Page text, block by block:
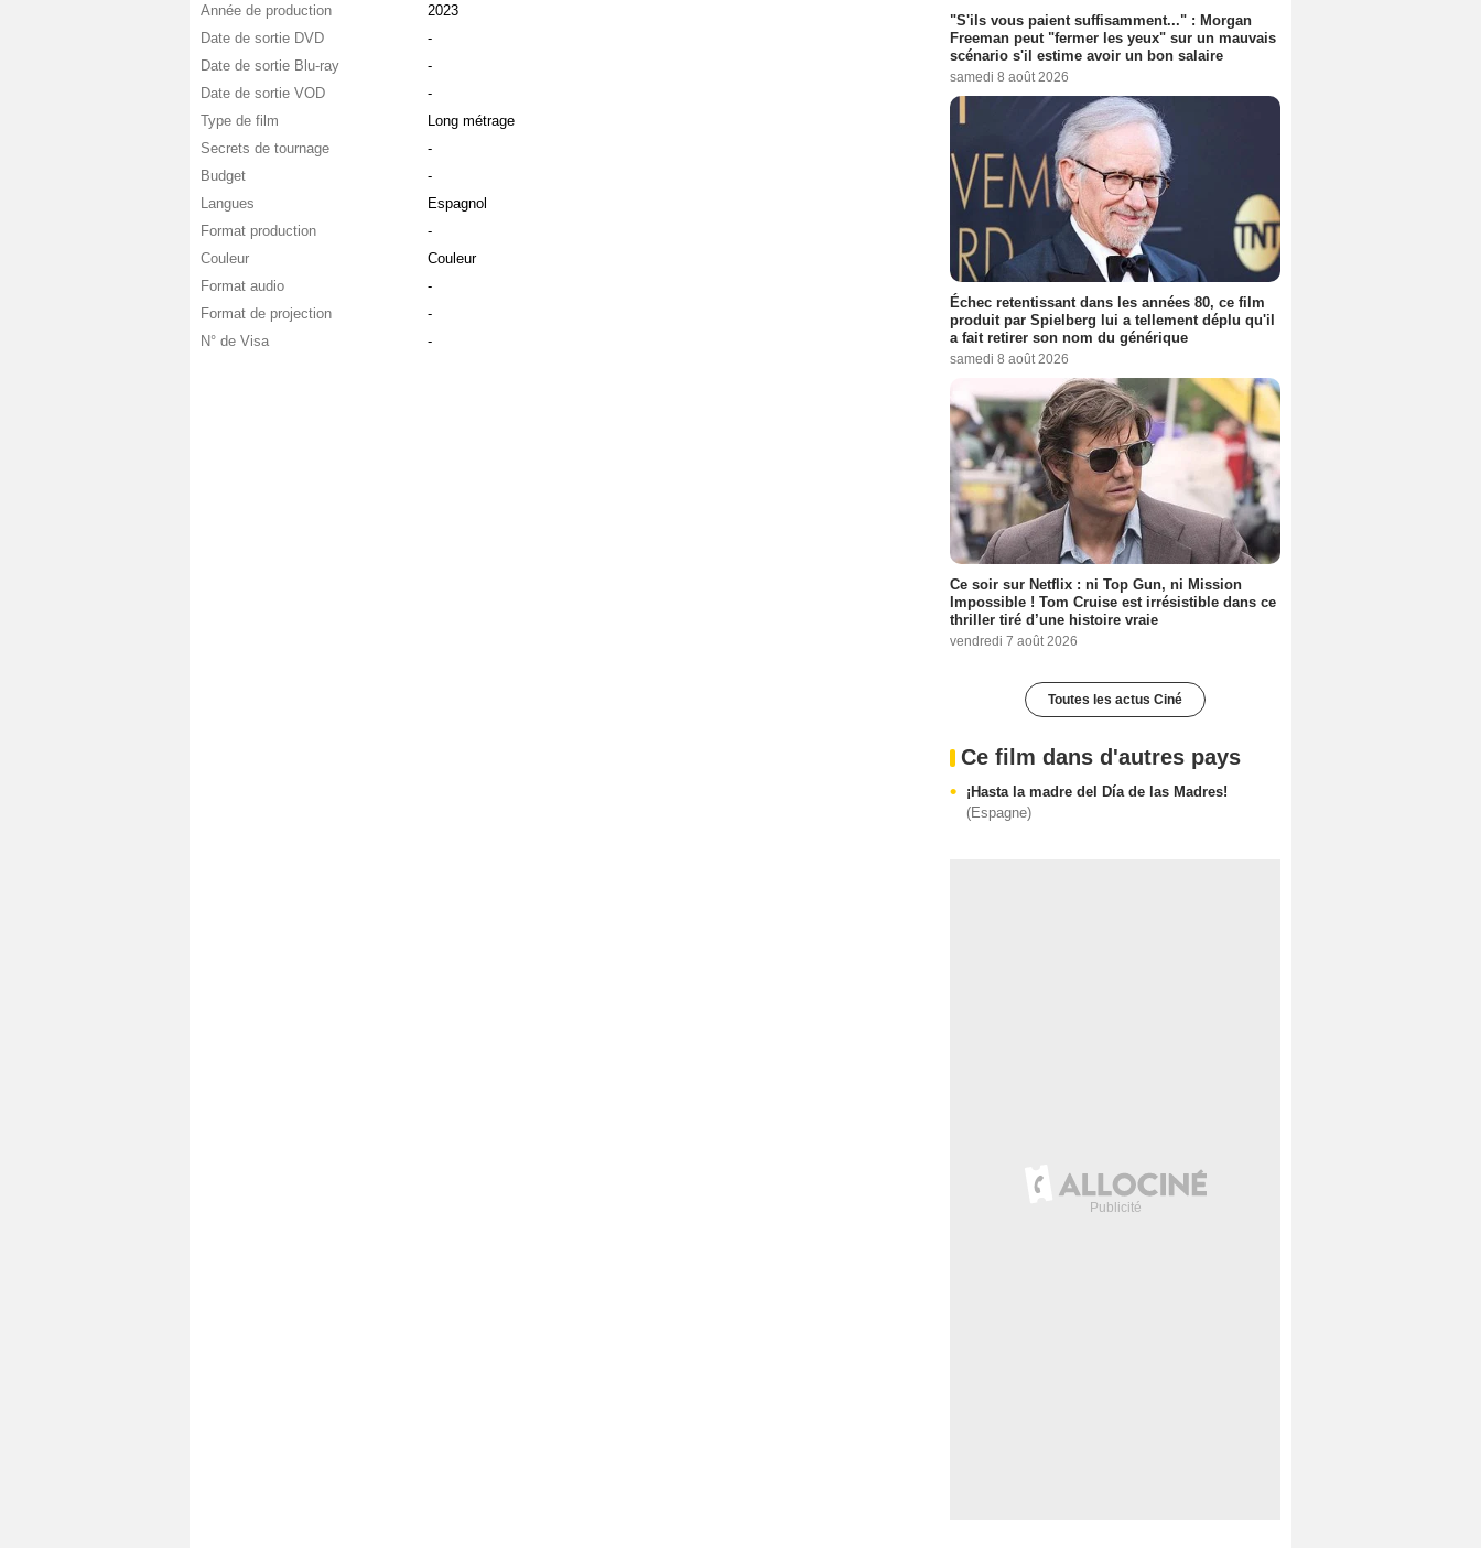
Année de production
2023
Date de sortie DVD
-
Date de sortie Blu-ray
-
Date de sortie VOD
-
Type de film
Long métrage
Secrets de tournage
-
Budget
-
Langues
Espagnol
Format production
-
Couleur
Couleur
Format audio
-
Format de projection
-
N° de Visa
-
"S'ils vous paient suffisamment..." : Morgan
Freeman peut "fermer les yeux" sur un mauvais
scénario s'il estime avoir un bon salaire
samedi 8 août 2026
Échec retentissant dans les années 80, ce film
produit par Spielberg lui a tellement déplu qu'il
a fait retirer son nom du générique
samedi 8 août 2026
Ce soir sur Netflix : ni Top Gun, ni Mission
Impossible ! Tom Cruise est irrésistible dans ce
thriller tiré d’une histoire vraie
vendredi 7 août 2026
Toutes les actus Ciné
Ce film dans d'autres pays
¡Hasta la madre del Día de las Madres!
(Espagne)